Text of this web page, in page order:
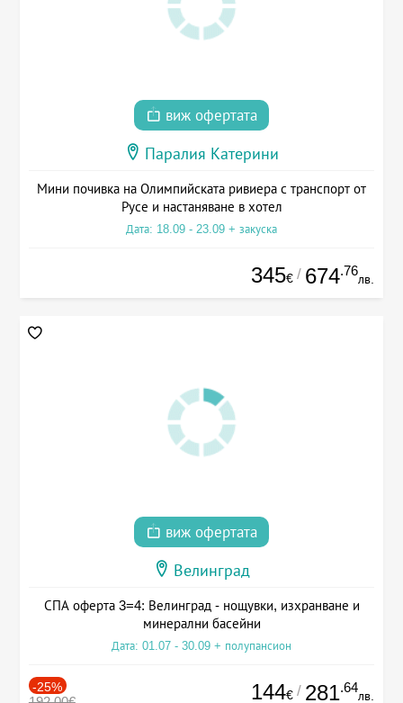
виж офертата
Паралия Катерини
Мини почивка на Олимпийската ривиера с транспорт от
Русе и настаняване в хотел
Дата: 18.09 - 23.09 + закуска
345€ / 674.76
лв.
виж офертата
Велинград
СПА оферта 3=4: Велинград - нощувки, изхранване и
минерални басейни
Дата: 01.07 - 30.09 + полупансион
-25% 144€ / 281.64
лв.